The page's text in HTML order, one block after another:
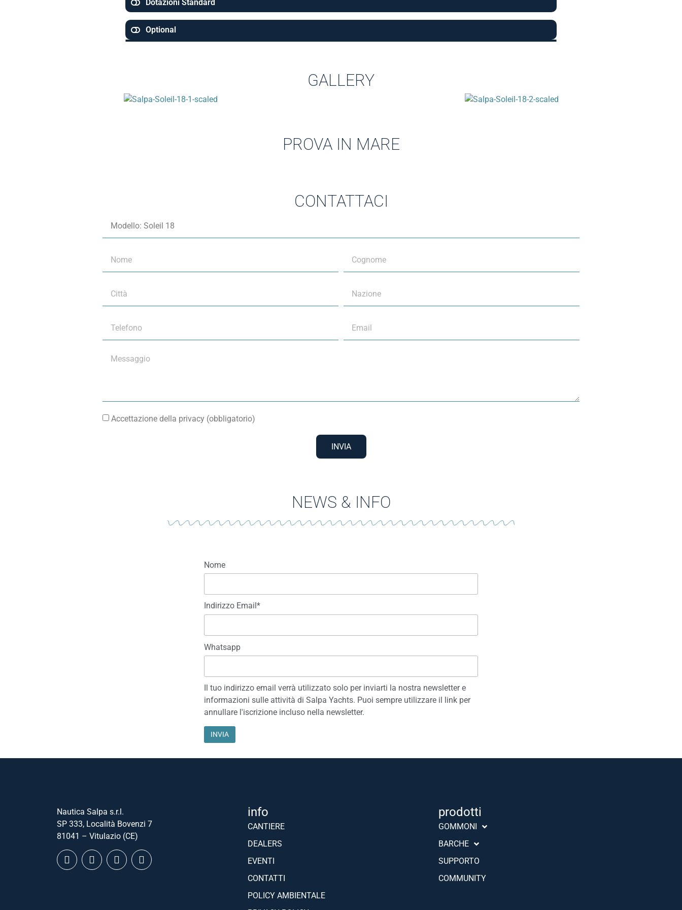
Dotazioni Standard
Optional
GALLERY
PROVA IN MARE
CONTATTACI
Accettazione della privacy (obbligatorio)
INVIA
NEWS & INFO
Nome
Indirizzo Email*
Whatsapp
Il tuo indirizzo email verrà utilizzato solo per inviarti la nostra newsletter e
informazioni sulle attività di Salpa Yachts. Puoi sempre utilizzare il link per
annullare l'iscrizione incluso nella newsletter.
Nautica Salpa s.r.l.
SP 333, Località Bovenzi 7
81041 – Vitulazio (CE)
info
CANTIERE
DEALERS
EVENTI
CONTATTI
POLICY AMBIENTALE
prodotti
GOMMONI
BARCHE
SUPPORTO
COMMUNITY